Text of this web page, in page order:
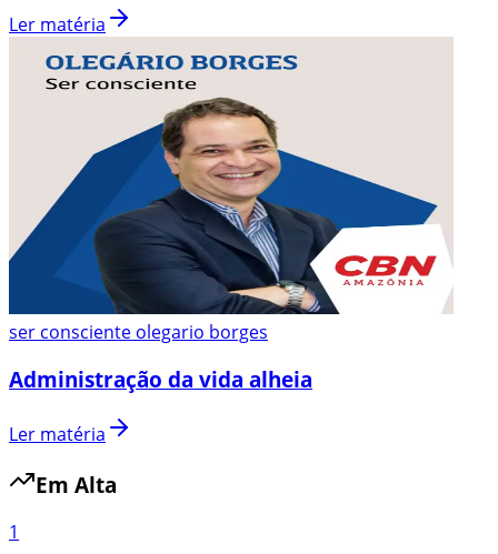
Ler matéria
ser consciente olegario borges
Administração da vida alheia
Ler matéria
Em Alta
1